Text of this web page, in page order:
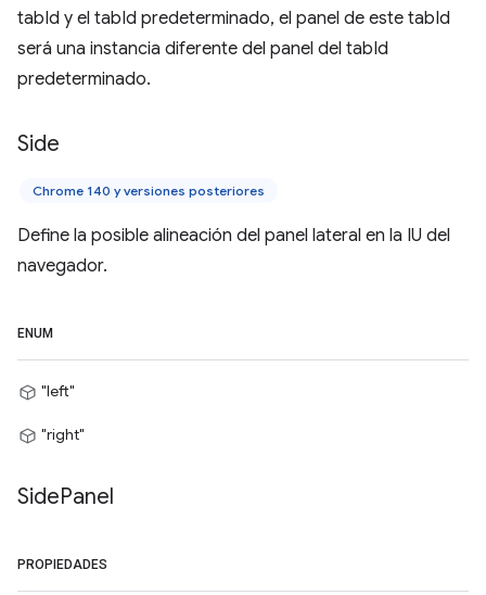
tabId y el tabId predeterminado, el panel de este tabId
será una instancia diferente del panel del tabId
predeterminado.
Side
Chrome 140 y versiones posteriores
Define la posible alineación del panel lateral en la IU del
navegador.
ENUM
"left"
"right"
SidePanel
PROPIEDADES